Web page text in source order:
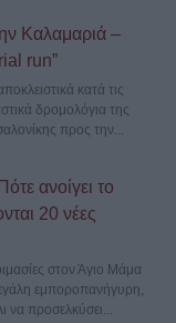
Καλαμαριά –
run”
κατά τις
δρομολόγια της
προς την...
ανοίγει το
20 νέες
στον Άγιο Μάμα
εμποροπανήγυρη,
να προσελκύσει...